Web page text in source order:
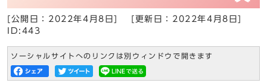
[公開日：2022年4月8日]
[更新日：2022年4月8日]
ID:443
ソーシャルサイトへのリンクは別ウィンドウで開きます